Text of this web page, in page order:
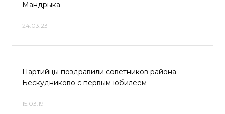
Мандрыка
24.03.23
Партийцы поздравили советников района
Бескудниково с первым юбилеем
15.03.19